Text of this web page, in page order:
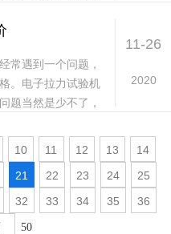
11-26
2020
常遇到一个问题，
。电子拉力试验机
题当然是少不了，
10 11 12 13
14
21 22 23 24
25
32 33 34 35
36
50